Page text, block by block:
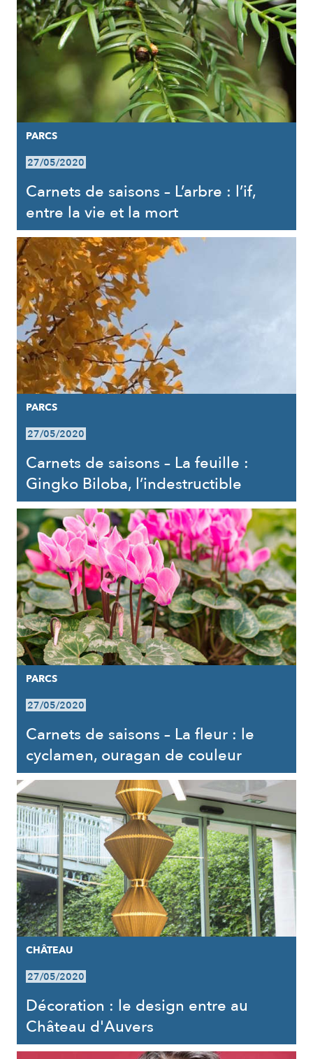
PARCS
27/05/2020
Carnets de saisons – L’arbre : l’if,
entre la vie et la mort
PARCS
27/05/2020
Carnets de saisons – La feuille :
Gingko Biloba, l’indestructible
PARCS
27/05/2020
Carnets de saisons – La fleur : le
cyclamen, ouragan de couleur
CHÂTEAU
27/05/2020
Décoration : le design entre au
Château d'Auvers